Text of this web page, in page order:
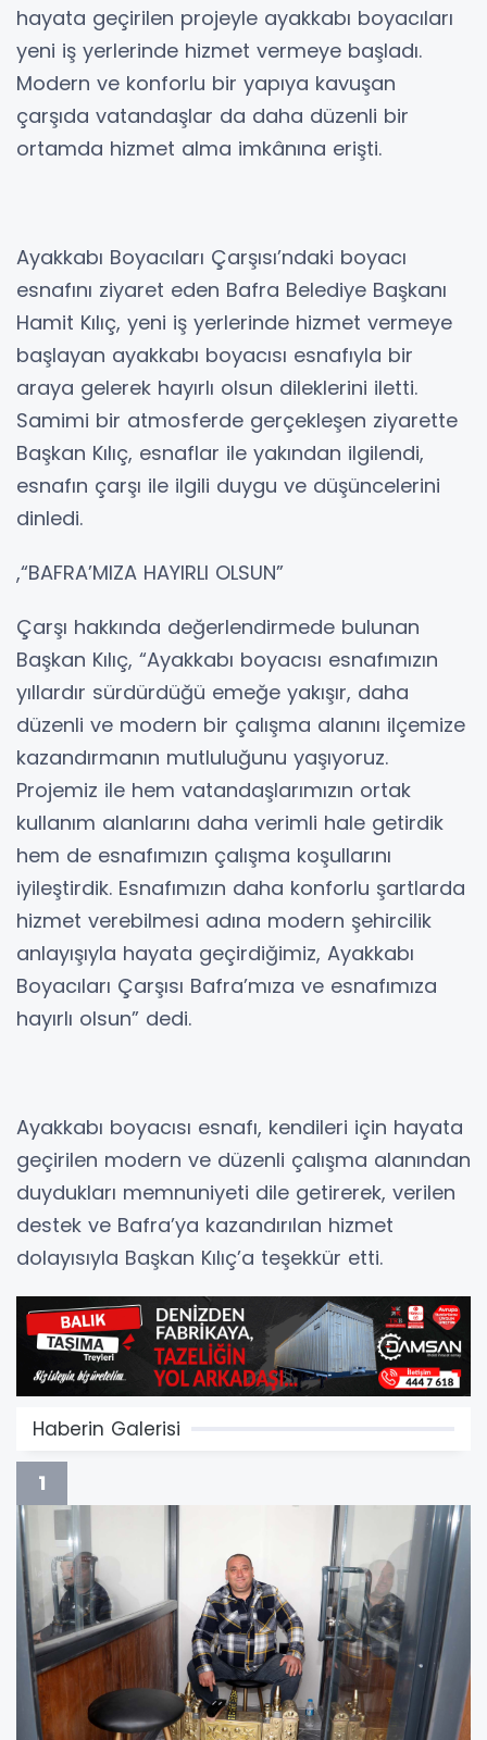
hayata geçirilen projeyle ayakkabı boyacıları
yeni iş yerlerinde hizmet vermeye başladı.
Modern ve konforlu bir yapıya kavuşan
çarşıda vatandaşlar da daha düzenli bir
ortamda hizmet alma imkânına erişti.
Ayakkabı Boyacıları Çarşısı’ndaki boyacı
esnafını ziyaret eden Bafra Belediye Başkanı
Hamit Kılıç, yeni iş yerlerinde hizmet vermeye
başlayan ayakkabı boyacısı esnafıyla bir
araya gelerek hayırlı olsun dileklerini iletti.
Samimi bir atmosferde gerçekleşen ziyarette
Başkan Kılıç, esnaflar ile yakından ilgilendi,
esnafın çarşı ile ilgili duygu ve düşüncelerini
dinledi.
,“BAFRA’MIZA HAYIRLI OLSUN”
Çarşı hakkında değerlendirmede bulunan
Başkan Kılıç, “Ayakkabı boyacısı esnafımızın
yıllardır sürdürdüğü emeğe yakışır, daha
düzenli ve modern bir çalışma alanını ilçemize
kazandırmanın mutluluğunu yaşıyoruz.
Projemiz ile hem vatandaşlarımızın ortak
kullanım alanlarını daha verimli hale getirdik
hem de esnafımızın çalışma koşullarını
iyileştirdik. Esnafımızın daha konforlu şartlarda
hizmet verebilmesi adına modern şehircilik
anlayışıyla hayata geçirdiğimiz, Ayakkabı
Boyacıları Çarşısı Bafra’mıza ve esnafımıza
hayırlı olsun” dedi.
Ayakkabı boyacısı esnafı, kendileri için hayata
geçirilen modern ve düzenli çalışma alanından
duydukları memnuniyeti dile getirerek, verilen
destek ve Bafra’ya kazandırılan hizmet
dolayısıyla Başkan Kılıç’a teşekkür etti.
Haberin Galerisi
1